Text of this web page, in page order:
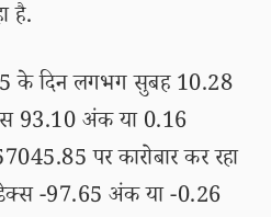
है.
के दिन लगभग सुबह 10.28
93.10 अंक या 0.16
पर कारोबार कर रहा
-97.65 अंक या -0.26